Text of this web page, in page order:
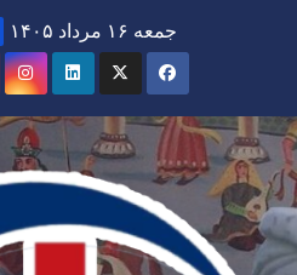
جمعه ۱۶ مرداد ۱۴۰۵